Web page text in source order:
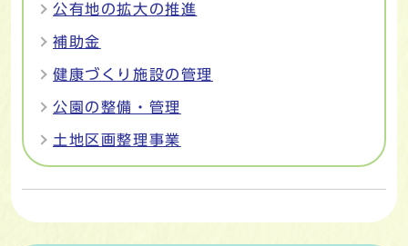
公有地の拡大の推進
補助金
健康づくり施設の管理
公園の整備・管理
土地区画整理事業